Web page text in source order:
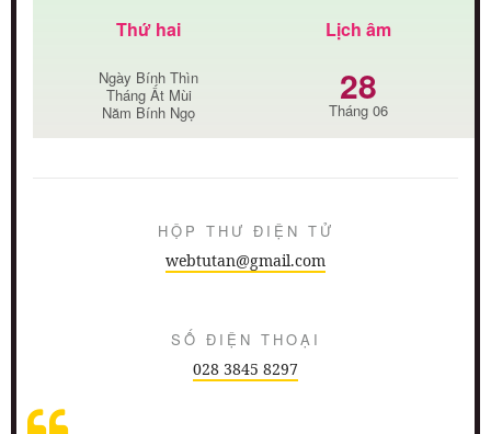
Thứ hai
Ngày Bính Thìn
Tháng Ất Mùi
Năm Bính Ngọ
Lịch âm
28
Tháng 06
HỘP THƯ ĐIỆN TỬ
webtutan@gmail.com
SỐ ĐIỆN THOẠI
028 3845 8297